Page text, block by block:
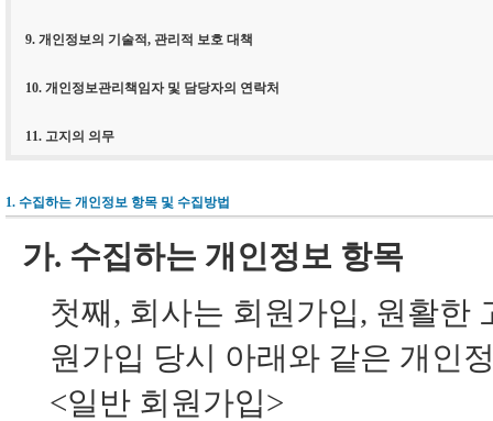
9. 개인정보의 기술적, 관리적 보호 대책
10. 개인정보관리책임자 및 담당자의 연락처
11. 고지의 의무
1. 수집하는 개인정보 항목 및 수집방법
가. 수집하는 개인정보 항목
첫째, 회사는 회원가입, 원활한
원가입 당시 아래와 같은 개인
<일반 회원가입>